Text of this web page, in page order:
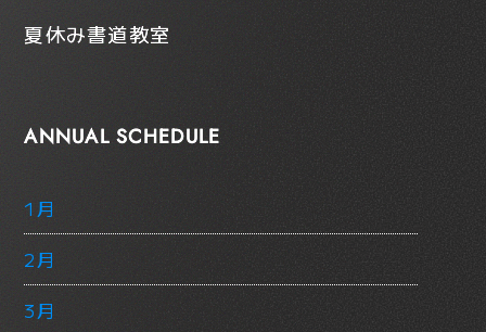
夏休み書道教室
ANNUAL SCHEDULE
1月
2月
3月